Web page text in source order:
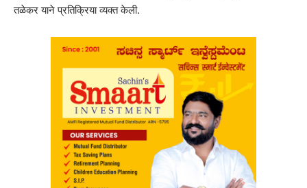
तळेकर याने प्रतिक्रिया व्यक्त केली.